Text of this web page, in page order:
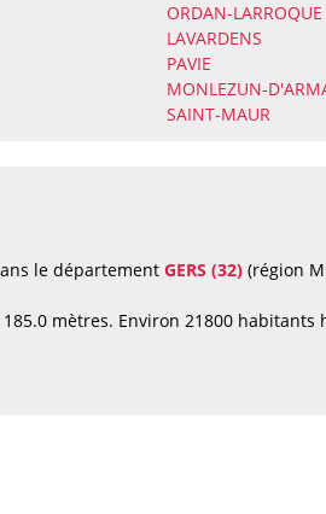
ORDAN-LARROQUE
LAVARDENS
PAVIE
MONLEZUN-
SAINT-MAUR
le département GERS (32) (région
mètres. Environ 21800